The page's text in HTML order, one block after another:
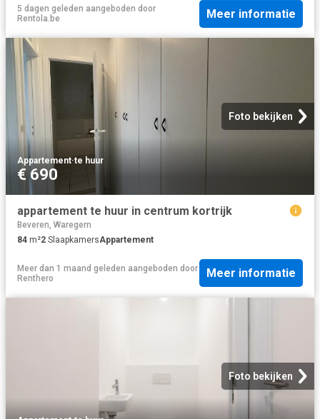
5 dagen geleden aangeboden door
Rentola.be
Meer informatie
Foto bekijken
Appartement·te huur
€ 690
appartement te huur in centrum kortrijk
Beveren, Waregem
84 m²2 SlaapkamersAppartement
Meer dan 1 maand geleden aangeboden door
Renthero
Meer informatie
Foto bekijken